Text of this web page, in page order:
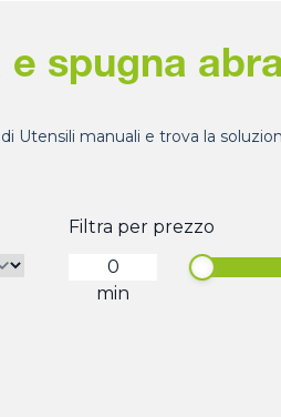
spugna
Utensili manuali e trova la
Filtra per prezzo
min